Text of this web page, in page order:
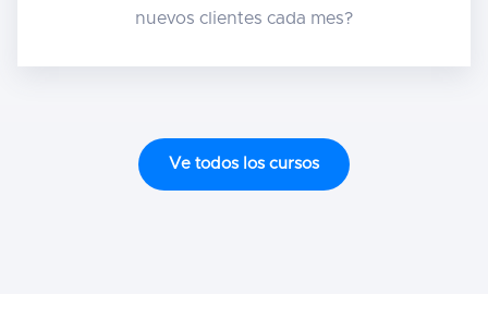
nuevos clientes cada mes?
Ve todos los cursos